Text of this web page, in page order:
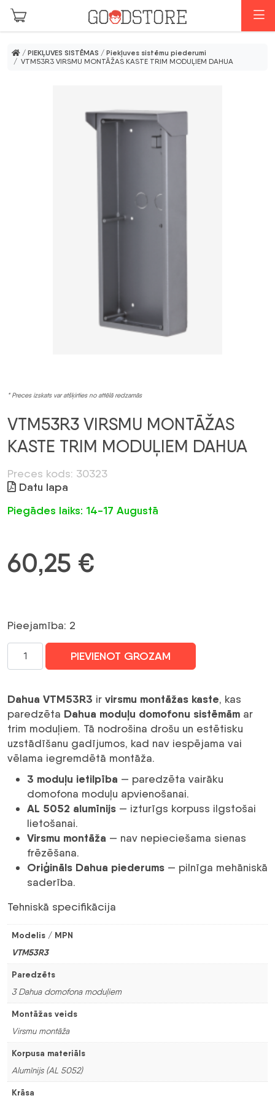
Skip to main content
/ PIEKĻUVES SISTĒMAS / Piekļuves sistēmu piederumi
/ VTM53R3 VIRSMU MONTĀŽAS KASTE TRIM MODUĻIEM DAHUA
* Preces izskats var atšķirties no attēlā redzamās
VTM53R3 VIRSMU MONTĀŽAS
KASTE TRIM MODUĻIEM DAHUA
Preces kods: 30323
Datu lapa
Piegādes laiks: 14-17 Augustā
60,25 €
Pieejamība: 2
VTM53R3
VIRSMU
KASTE
MODUĻIEM
DAHUA
daudzums
PIEVIENOT GROZAM
Dahua VTM53R3 ir virsmu montāžas kaste, kas
paredzēta Dahua moduļu domofonu sistēmām ar
trim moduļiem. Tā nodrošina drošu un estētisku
uzstādīšanu gadījumos, kad nav iespējama vai
vēlama iegremdētā montāža.
3 moduļu ietilpība — paredzēta vairāku
domofona moduļu apvienošanai.
AL 5052 alumīnijs — izturīgs korpuss ilgstošai
lietošanai.
Virsmu montāža — nav nepieciešama sienas
frēzēšana.
Oriģināls Dahua piederums — pilnīga mehāniskā
saderība.
Tehniskā specifikācija
Modelis / MPN
VTM53R3
Paredzēts
3 Dahua domofona moduļiem
Montāžas veids
Virsmu montāža
Korpusa materiāls
Alumīnijs (AL 5052)
Krāsa